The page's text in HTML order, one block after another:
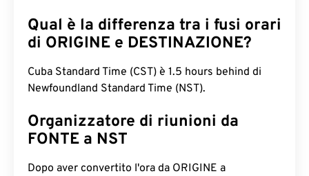
Qual è la differenza tra i fusi orari
di ORIGINE e DESTINAZIONE?
Cuba Standard Time (CST) è 1.5 hours behind di
Newfoundland Standard Time (NST).
Organizzatore di riunioni da
FONTE a NST
Dopo aver convertito l'ora da ORIGINE a